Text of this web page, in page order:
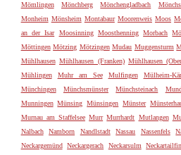
Mömlingen
Mönchberg Mönchengladbach
Monheim Mönsheim Montabaur Moorenweis Moos
an der Isar
Moosinning Moosthenning Morbach
Möttingen Mötzing Mötzingen Mudau Muggensturm
Mühlhausen Mühlhausen (Franken) Mühlhausen
Mühlingen
Muhr am See Mulfingen Mülheim-
Münchingen
Münchsmünster Münchsteinach
Munningen Münsing Münsingen Münster
Murnau am Staffelsee Murr Murrhardt Mutlangen
Nalbach
Namborn Nandlstadt Nassau Nassenfels
Neckargemünd Neckargerach Neckarsulm